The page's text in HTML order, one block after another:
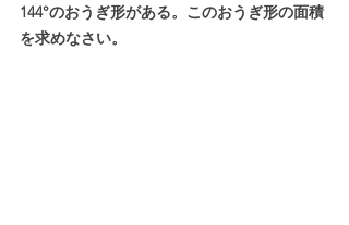
144°のおうぎ形がある。このおうぎ形の面積
を求めなさい。